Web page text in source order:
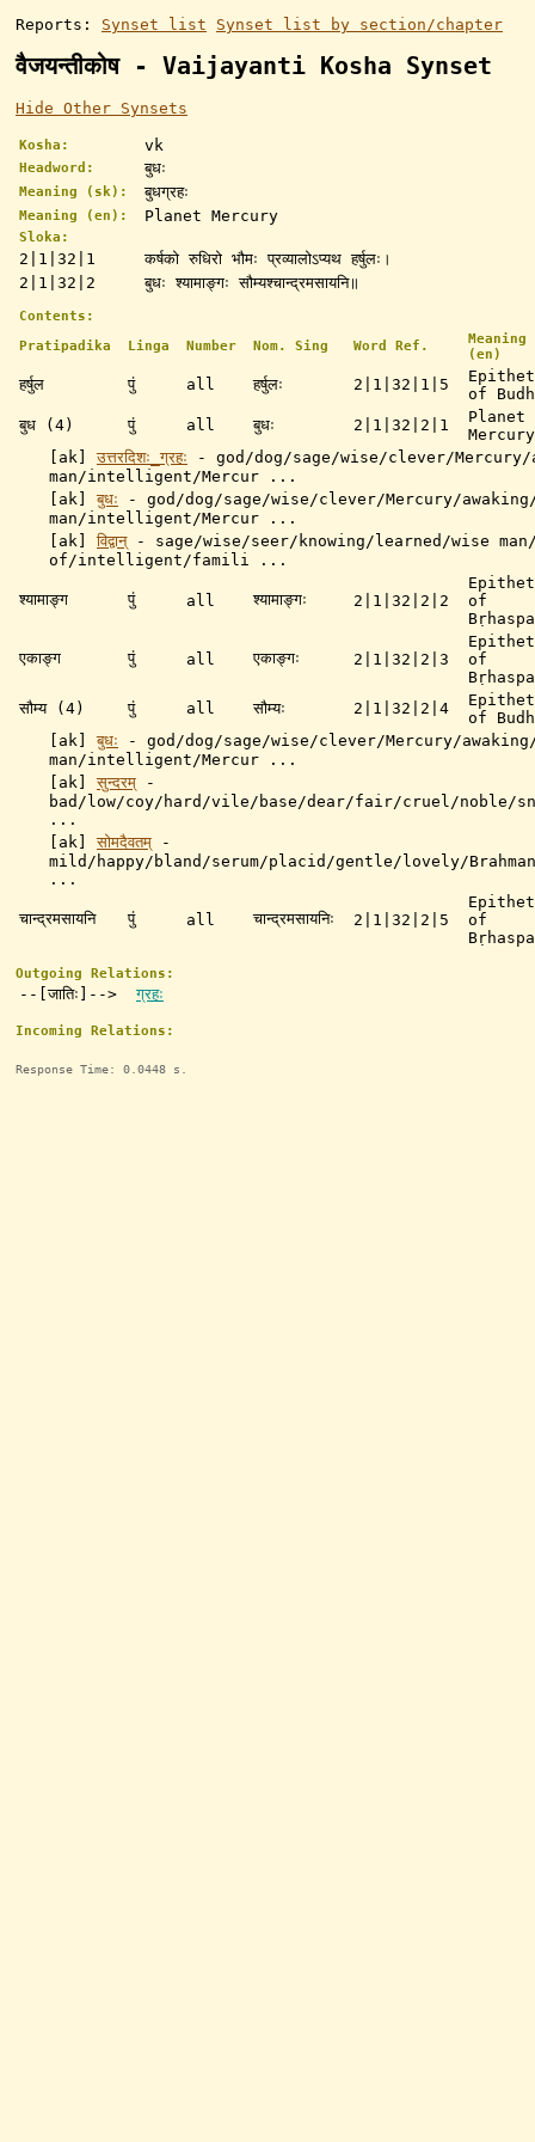
Reports: Synset list Synset list by section/chapter
वैजयन्तीकोष - Vaijayanti Kosha Synset
Hide Other Synsets
Kosha: vk
Headword: बुधः
Meaning (sk): बुधग्रहः
Meaning (en): Planet Mercury
Sloka:
2|1|32|1
कर्षको रुधिरो भौमः प्रव्यालोऽप्यथ हर्षुलः।
2|1|32|2
बुधः श्यामाङ्गः सौम्यश्चान्द्रमसायनि॥
Contents:
Pratipadika
Linga Number Nom. Sing Word Ref.
Meaning
(en)
हर्षुल पुं all हर्षुलः 2|1|32|1|5
Epithet
of
बुध (4)
पुं all बुधः 2|1|32|2|1
Planet
Mercury
[ak]उत्तरदिशः_ग्रहः - god/dog/sage/wise/clever/Mercury/
man/intelligent/Mercur ...
[ak]बुधः - god/dog/sage/wise/clever/Mercury/
man/intelligent/Mercur ...
[ak]विद्वान्- sage/wise/seer/knowing/learned/wise
of/intelligent/famili ...
श्यामाङ्ग पुं all श्यामाङ्गः 2|1|32|2|2
Epithet
of
एकाङ्ग पुं all एकाङ्गः 2|1|32|2|3
Epithet
of
सौम्य (4)
पुं all सौम्यः 2|1|32|2|4
Epithet
of
[ak]बुधः - god/dog/sage/wise/clever/Mercury/
man/intelligent/Mercur ...
[ak]सुन्दरम् -
bad/low/coy/hard/vile/base/dear/fair/cruel/noble/
...
[ak]सोमदैवतम् -
mild/happy/bland/serum/placid/gentle/lovely/
...
चान्द्रमसायनि पुं all चान्द्रमसायनिः 2|1|32|2|5
Epithet
of
Outgoing Relations:
--[जातिः]--> ग्रहः
Incoming Relations:
Response Time: 0.0448 s.